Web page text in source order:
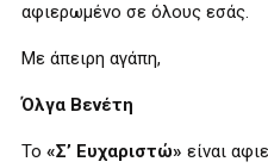
αφιερωμένο σε όλους εσάς.
Με άπειρη αγάπη,
Όλγα Βενέτη
Το «Σ’ Ευχαριστώ» είναι